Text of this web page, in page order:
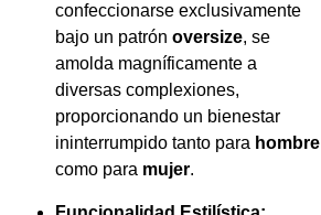
confeccionarse exclusivamente
bajo un patrón oversize, se
amolda magníficamente a
diversas complexiones,
proporcionando un bienestar
ininterrumpido tanto para hombre
como para mujer.